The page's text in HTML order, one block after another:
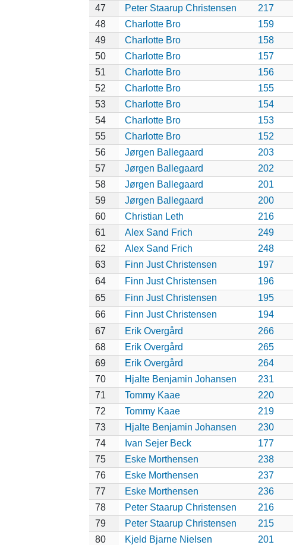
47
Peter Staarup Christensen 217
48
Charlotte Bro 159
49
Charlotte Bro 158
50
Charlotte Bro 157
51
Charlotte Bro 156
52
Charlotte Bro 155
53
Charlotte Bro 154
54
Charlotte Bro 153
55
Charlotte Bro 152
56
Jørgen Ballegaard 203
57
Jørgen Ballegaard 202
58
Jørgen Ballegaard 201
59
Jørgen Ballegaard 200
60
Christian Leth 216
61
Alex Sand Frich 249
62
Alex Sand Frich 248
63
Finn Just Christensen 197
64
Finn Just Christensen 196
65
Finn Just Christensen 195
66
Finn Just Christensen 194
67
Erik Overgård 266
68
Erik Overgård 265
69
Erik Overgård 264
70
Hjalte Benjamin Johansen 231
71
Tommy Kaae 220
72
Tommy Kaae 219
73
Hjalte Benjamin Johansen 230
74
Ivan Sejer Beck 177
75
Eske Morthensen 238
76
Eske Morthensen 237
77
Eske Morthensen 236
78
Peter Staarup Christensen 216
79
Peter Staarup Christensen 215
80
Kjeld Bjarne Nielsen 201